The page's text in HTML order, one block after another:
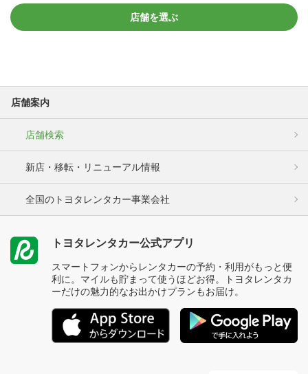
店舗を選ぶ
店舗案内
店舗検索
新店・移転・リニューアル情報
全国のトヨタレンタカー事業会社
トヨタレンタカー公式アプリ
スマートフォンからレンタカーの予約・利用がもっと便
利に。マイルも貯まって使うほどお得。トヨタレンタカ
ーだけの魅力的なお出かけプランもお届け。